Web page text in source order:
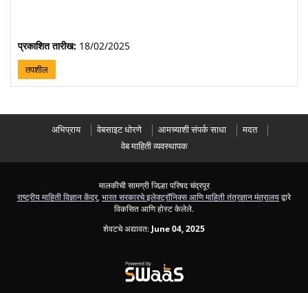
प्रकाशित तारीख: 18/02/2025
तपशील
अभिप्राय वेबसाइट धोरणे आमच्याशी संपर्क साधा
मदत
वेब माहिती व्यवस्थापक
मालकीची सामग्री जिल्हा परिषद चंद्रपूर
राष्ट्रीय माहिती विज्ञान केंद्र, भारत सरकारचे इलेक्ट्रॉनिक्स आणि माहिती तंत्रज्ञान मंत्रालयद्वारे
विकसित आणि होस्ट केलेले.
शेवटचे अद्यावत: June 04, 2025